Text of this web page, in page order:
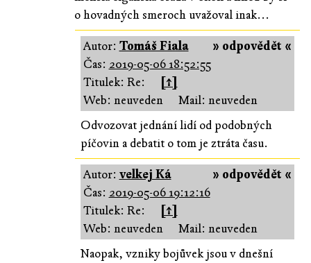
o hovadných smeroch uvažoval inak...
» odpovědět «
Autor: Tomáš Fiala
Čas: 2019-05-06 18:52:55
Titulek: Re:
[↑]
Web: neuveden
Mail: neuveden
Odvozovat jednání lidí od podobných
píčovin a debatit o tom je ztráta času.
» odpovědět «
Autor: velkej Ká
Čas: 2019-05-06 19:12:16
Titulek: Re:
[↑]
Web: neuveden
Mail: neuveden
Naopak, vzniky bojůvek jsou v dnešní